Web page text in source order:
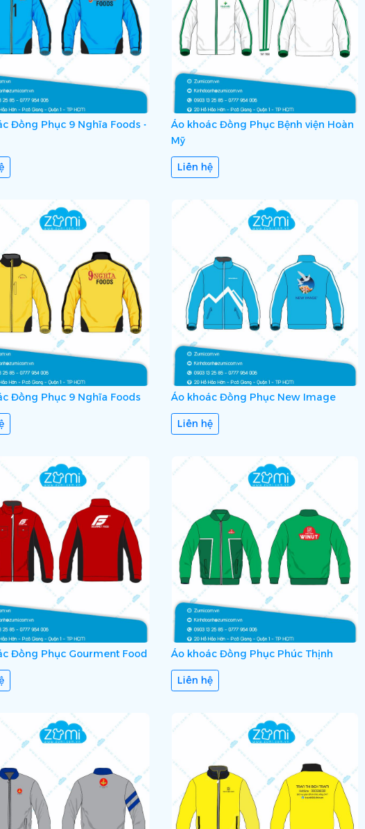
Đồng Phục 9 Nghĩa Foods -
Áo khoác Đồng Phục Bệnh viện Hoàn
Mỹ
Liên hệ
Đồng Phục 9 Nghĩa Foods Áo khoác Đồng Phục New Image
Liên hệ
Đồng Phục Gourment Food Áo khoác Đồng Phục Phúc Thịnh
Liên hệ